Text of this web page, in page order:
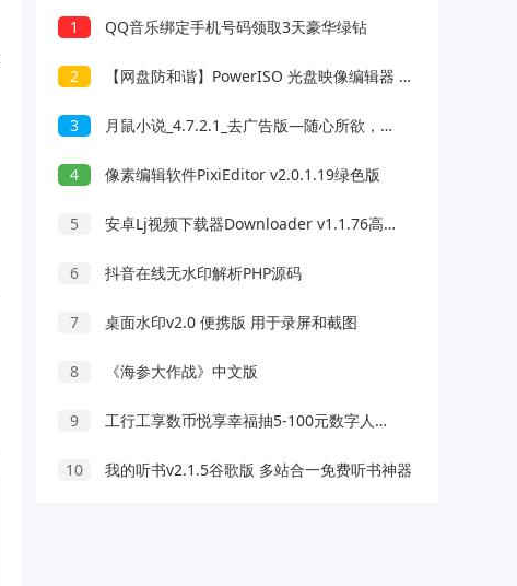
1 QQ音乐绑定手机号码领取3天豪华绿钻
2 【网盘防和谐】PowerISO 光盘映像编辑器 v8.4.0 便携版
3 月鼠小说_4.7.2.1_去广告版—随心所欲，悦读无限
4 像素编辑软件PixiEditor v2.0.1.19绿色版
5 安卓Lj视频下载器Downloader v1.1.76高级版
6 抖音在线无水印解析PHP源码
7 桌面水印v2.0 便携版 用于录屏和截图
8 《海参大作战》中文版
9 工行工享数币悦享幸福抽5-100元数字人民币红包 亲测中20元
10 我的听书v2.1.5谷歌版 多站合一免费听书神器